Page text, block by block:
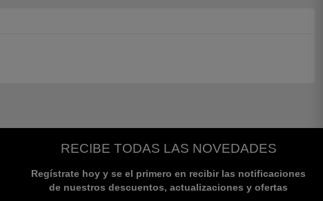
RECIBE TODAS LAS NOVEDADES
Regístrate hoy y se el primero en recibir las notificaciones
de nuestros descuentos, actualizaciones y ofertas